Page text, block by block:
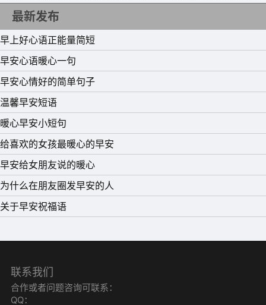
唯有你的心里，才有我想去的四季
12、 你是春雨缠绵，你是夏天，你是月色如练，颦蹙柔波
抬眼间，便胜过万语千言。
13、 往后余生，洗衣服要多洗一人的，饭也要多做一人
份……
14、 日日孤单因思你，夜夜寂寞因想你，时时伤心因无
你。刻刻难过因恋你。害我整天迷着你，只因全心爱着你。
15、 我也曾浪荡不羁，行走江湖，却未曾想遇到了你，从
此菜场厨房、煮饭煲汤。
量句子、图片
的早安正能量简单一句话
最新发布
早上好心语正能量简短
早安心语暖心一句
早安心情好的简单句子
温馨早安短语
暖心早安小短句
给喜欢的女孩最暖心的早安
早安给女朋友说的暖心
为什么在朋友圈发早安的人
关于早安祝福语
联系我们
合作或者问题咨询可联系：
QQ：